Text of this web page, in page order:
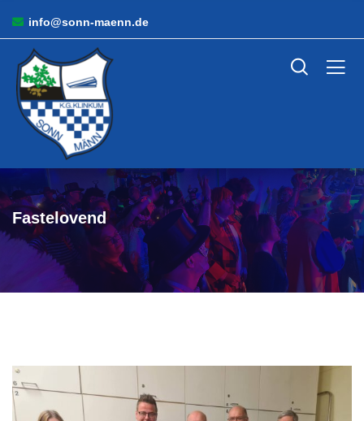
info@sonn-maenn.de
Fastelovend